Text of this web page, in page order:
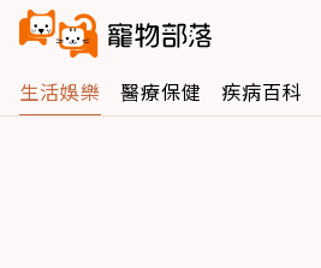
生活娛樂 醫療保健 疾病百科